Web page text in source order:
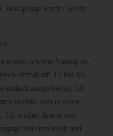
Was gesagt wurde, wurde
wusste ich von Anfang an,
einmal mit. Er isst das
einfach ausprobieren. Ich
konnte, was er essen
Ich wollte, dass er sein
entwickelt und